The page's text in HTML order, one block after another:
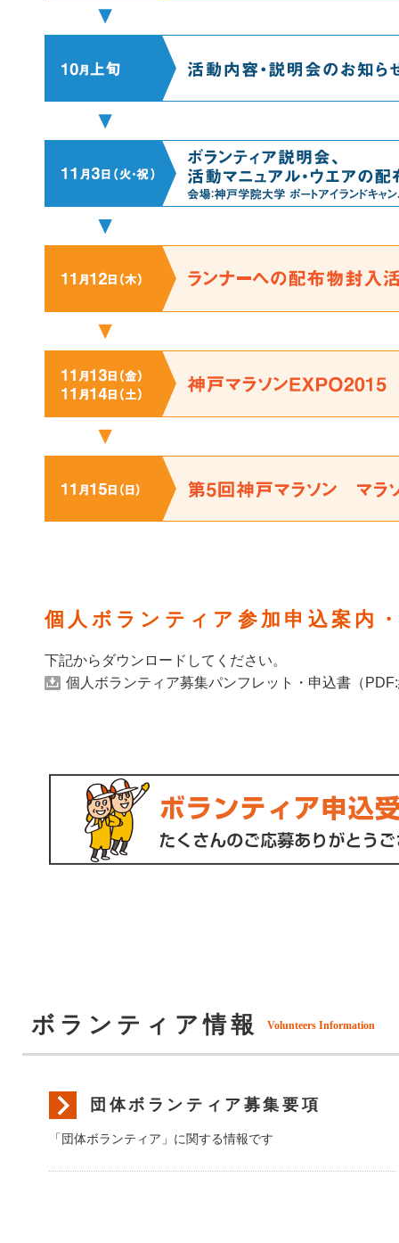
個人ボランティア参加申込案内
下記からダウンロードしてください。
個人ボランティア募集パンフレット・申込書（
ボランティア情報 Volunteers Information
団体ボランティア募集要項
「団体ボランティア」に関する情報です